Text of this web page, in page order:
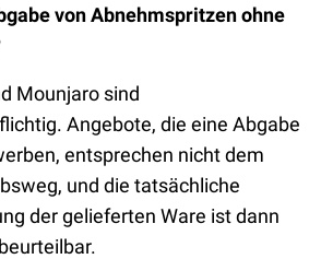
von Abnehmspritzen ohne
Mounjaro sind
Angebote, die eine Abgabe
entsprechen nicht dem
und die tatsächliche
der gelieferten Ware ist dann